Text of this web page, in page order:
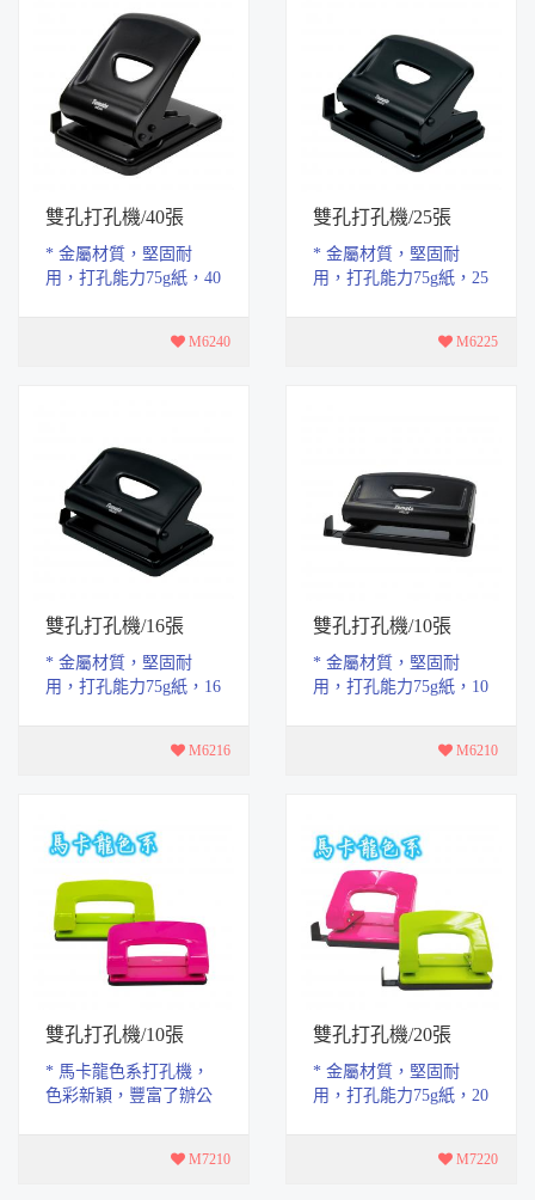
雙孔打孔機/40張
* 金屬材質，堅固耐
用，打孔能力75g紙，40
孔距:80mm * 材...
M6240
雙孔打孔機/25張
* 金屬材質，堅固耐
用，打孔能力75g紙，25
孔距:80mm * 材質 ...M6225
雙孔打孔機/16張
* 金屬材質，堅固耐
用，打孔能力75g紙，16
孔距:80mm * 材質...M6216
雙孔打孔機/10張
* 金屬材質，堅固耐
用，打孔能力75g紙，10
孔距:80mm * 材質...M6210
雙孔打孔機/10張
* 馬卡龍色系打孔機，
色彩新穎，豐富了辦公
耐用，打孔能力75g...M7210
雙孔打孔機/20張
* 金屬材質，堅固耐
用，打孔能力75g紙，20
打孔機，色彩新穎...M7220